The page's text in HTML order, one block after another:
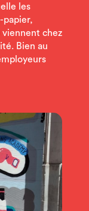
les
papier,
chez
Bien au